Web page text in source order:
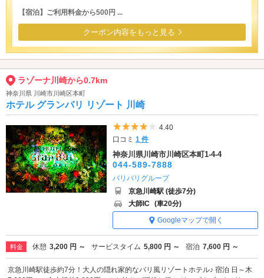
【宿泊】ご利用料金から500円 ...
クーポン内容をもっと見る
ラゾーナ川崎から0.7km
神奈川県 川崎市川崎区本町
ホテル グランバリ リゾート 川崎
5つ星のうち4
4.40
口コミ1 件
神奈川県川崎市川崎区本町1-4-4
044-589-7888
バリバリグループ
京急川崎駅 (徒歩7分)
大師IC (車20分)
Googleマップで開く
料金 休憩 3,200 円 ～ サービスタイム 5,800 円 ～ 宿泊 7,600 円 ～
京急川崎駅徒歩約7分！大人の隠れ家的なバリ風リゾートホテル♪ 宿泊 日～木